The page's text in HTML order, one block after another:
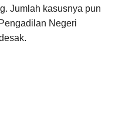
Jumlah kasusnya pun
Negeri